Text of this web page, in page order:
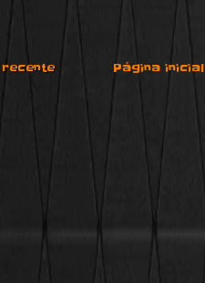
Página inicial